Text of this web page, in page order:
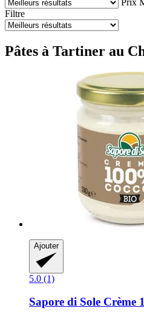
Filtre
Pâtes à Tartiner au
Ajouter
5.0 (1)
Sapore di Sole Crème